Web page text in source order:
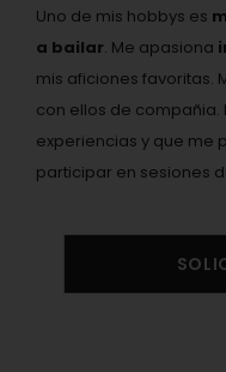
Uno de mis hobbys es
a bailar. Me apasiona
mis aficiones favoritas.
con ellos de compañia.
experiencias y que me
participar en sesiones